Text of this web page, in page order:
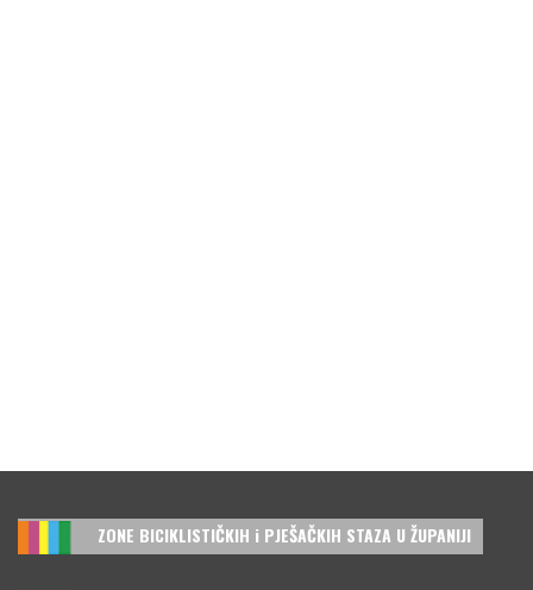
ZONE BICIKLISTIČKIH i PJEŠAČKIH STAZA U ŽUPANIJI